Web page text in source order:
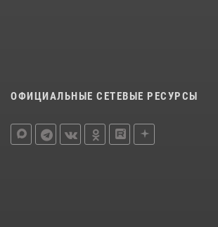
ОФИЦИАЛЬНЫЕ СЕТЕВЫЕ РЕСУРСЫ